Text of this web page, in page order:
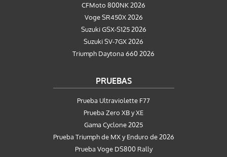
CFMoto 800NK 2026
Voge SR450X 2026
Suzuki GSX-S125 2026
Suzuki SV-7GX 2026
Triumph Daytona 660 2026
PRUEBAS
Prueba Ultraviolette F77
Prueba Zero XB y XE
Gama Cyclone 2025
Prueba Triumph de MX y Enduro de 2026
Prueba Voge DS800 Rally